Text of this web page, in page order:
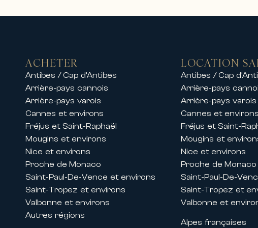
• Appartements haut de gamme en
• Résidences d’exception proches des
Nos équipes proposent également des
permettant de profiter d’un séjour
Que ce soit pour des vacances en
confort, élégance et services haut de
Locations pendant les congrès et
Grâce à son implantation historique sur
lors des grands événements
Nous proposons des locations
festivals tels que :
ACHETER
Antibes / Cap d’Antibes
Arrière-pays cannois
Arrière-pays varois
Cannes et environs
Fréjus et Saint-Raphaël
Mougins et environs
Nice et environs
Proche de Monaco
Saint-Paul-De-Vence et environs
Saint-Tropez et environs
Valbonne et environs
Autres régions
LOCATION
Antibes / Cap
Arrière-pays
Arrière-pays varois
Cannes et environs
Fréjus et Saint-
Mougins et
Nice et environs
Proche de Monaco
Saint-Paul-De-
Saint-Tropez et
Valbonne et
Alpes françaises